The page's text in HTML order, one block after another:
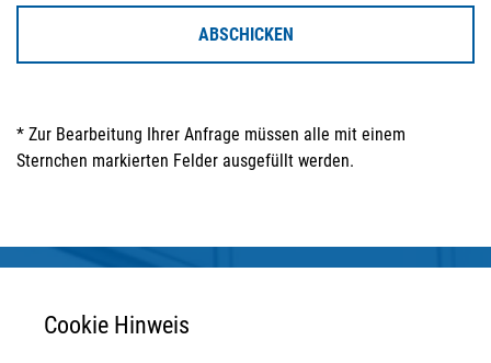
ABSCHICKEN
* Zur Bearbeitung Ihrer Anfrage müssen alle mit einem
Sternchen markierten Felder ausgefüllt werden.
Cookie Hinweis